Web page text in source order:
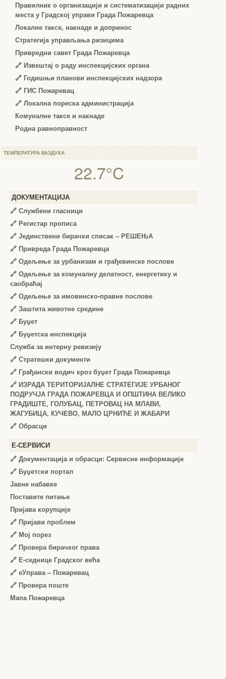
Правилник о организацији и систематизацији радних
места у Градској управи Града Пожаревца
Локалне таксе, накнаде и допринос
Стратегија управљања ризицима
Привредни савет Града Пожаревца
🔗 Извештај о раду инспекцијских органа
🔗 Годишњи планови инспекцијских надзора
🔗 ГИС Пожаревац
🔗 Локална пореска администрација
Комуналне таксе и накнаде
Родна равноправност
ТЕМПЕРАТУРА ВАЗДУХА
22.7°C
ДОКУМЕНТАЦИЈА
🔗 Службени гласници
🔗 Регистар прописа
🔗 Јединствени бирачки списак – РЕШЕЊА
🔗 Привреда Града Пожаревца
🔗 Одељење за урбанизам и грађевинске послове
🔗 Одељење за комуналну делатност, енергетику и
саобраћај
🔗 Одељење за имовинско-правне послове
🔗 Заштита животне средине
🔗 Буџет
🔗 Буџетска инспекција
Служба за интерну ревизију
🔗 Стратешки документи
🔗 Грађански водич кроз буџет Града Пожаревца
🔗 ИЗРАДА ТЕРИТОРИЈАЛНЕ СТРАТЕГИЈЕ УРБАНОГ
ПОДРУЧЈА ГРАДА ПОЖАРЕВЦА И ОПШТИНА ВЕЛИКО
ГРАДИШТЕ, ГОЛУБАЦ, ПЕТРОВАЦ НА МЛАВИ,
ЖАГУБИЦА, КУЧЕВО, МАЛО ЦРНИЋЕ И ЖАБАРИ
🔗 Обрасци
Е-СЕРВИСИ
🔗 Документација и обрасци: Сервисне информације
🔗 Буџетски портал
Јавне набавке
Поставите питање
Пријава корупције
🔗 Пријави проблем
🔗 Мој порез
🔗 Провера бирачког права
🔗 Е-седнице Градског већа
🔗 еУправа – Пожаревац
🔗 Провера поште
Мапа Пожаревца